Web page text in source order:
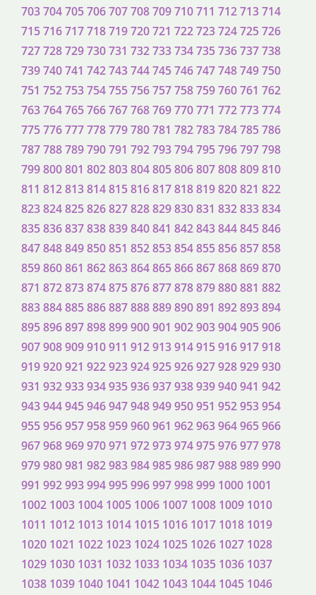
703704705706707708709710711 712713714
715716717718719720721 722723724725726
727728729730731 732733734735736737738
739740741 742743744745746747748749750
751 752753754755756757758759760761 762
763764765766767768769770771 772773774
775776777778779780781 782783784785786
787788789790791 792793794795796797798
799800801 802803804805806807808809810
811 812813814815816817818819820821 822
823824825826827828829830831 832833834
835836837838839840841 842843844845846
847848849850851 852853854855856857858
859860861 862863864865866867868869870
871 872873874875876877878879880881 882
883884885886887888889890891 892893894
895896897898899900901 902903904905906
907908909910911 912913914915916917918
919920921 922923924925926927928929930
931 932933934935936937938939940941 942
943944945946947948949950951 952953954
955956957958959960961 962963964965966
967968969970971 972973974975976977978
979980981 982983984985986987988989990
991 992993994995996997998999 1000 1001
1002 1003 1004 1005 1006 1007 1008 1009 1010
1011 1012 1013 1014 1015 1016 1017 1018 1019
1020 1021 1022 1023 1024 1025 1026 1027 1028
1029 1030 1031 1032 1033 1034 1035 1036 1037
1038 1039 1040 1041 1042 1043 1044 1045 1046